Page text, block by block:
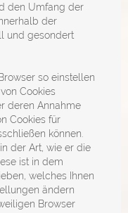
den Umfang der
der
und gesondert
so einstellen
Cookies
deren Annahme
Cookies für
können.
der Art, wie er die
ist in dem
welches Ihnen
ändern
Browser